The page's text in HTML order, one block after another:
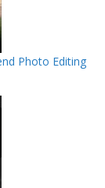
Photo Editing